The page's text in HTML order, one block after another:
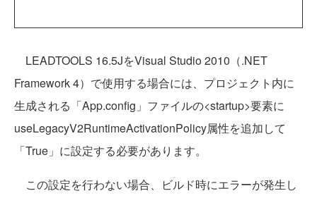
LEADTOOLS 16.5JをVisual Studio 2010（.NET
Framework 4）で使用する場合には、プロジェクト内に
生成される「App.config」ファイルの<startup>要素に
useLegacyV2RuntimeActivationPolicy属性を追加して
「True」に設定する必要があります。
この設定を行わない場合、ビルド時にエラーが発生し